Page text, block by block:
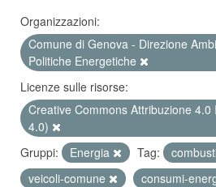
Organizzazioni:
Comune di Genova - Direzione
Politiche Energetiche
Licenze sulle risorse:
Creative Commons Attribuzione 4.0
4.0)
Gruppi:
Energia Tag:
veicoli-comune
consumi-